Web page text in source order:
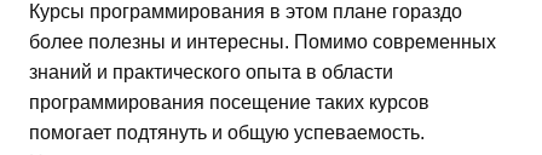
Курсы программирования в этом плане гораздо
более полезны и интересны. Помимо современных
знаний и практического опыта в области
программирования посещение таких курсов
помогает подтянуть и общую успеваемость.